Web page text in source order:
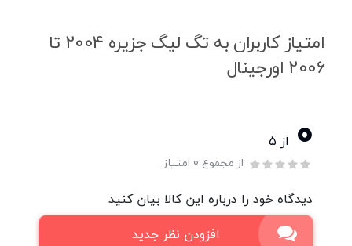
امتیاز کاربران به تگ لیگ جزیره 2004 تا
2006 اورجینال
0 از ۵
از مجموع 0 امتیاز
دیدگاه خود را درباره این کالا بیان کنید
افزودن نظر جدید